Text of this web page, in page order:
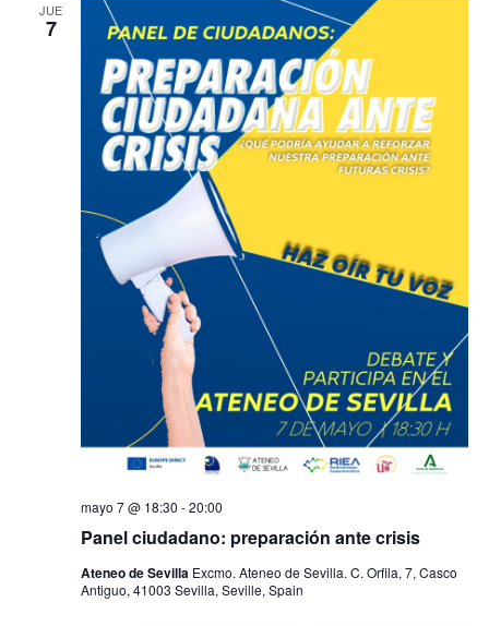
JUE
7
Panel ciudadano: preparación ante crisis
mayo 7 @ 18:30 -20:00
Ateneo de Sevilla Excmo. Ateneo de Sevilla. C. Orfila, 7, Casco
Antiguo, 41003 Sevilla, Seville, Spain